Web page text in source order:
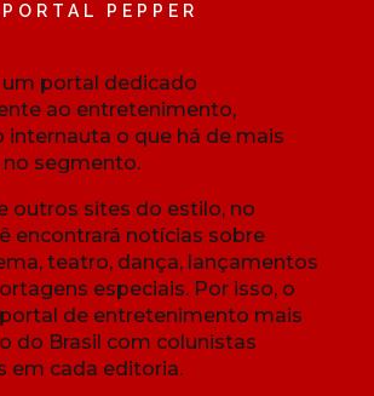
PEPPER
um portal dedicado
ao entretenimento,
internauta o que há de mais
segmento.
outros sites do estilo, no
encontrará notícias sobre
teatro, dança, lançamentos
especiais. Por isso, o
de entretenimento mais
do Brasil com colunistas
em cada editoria.